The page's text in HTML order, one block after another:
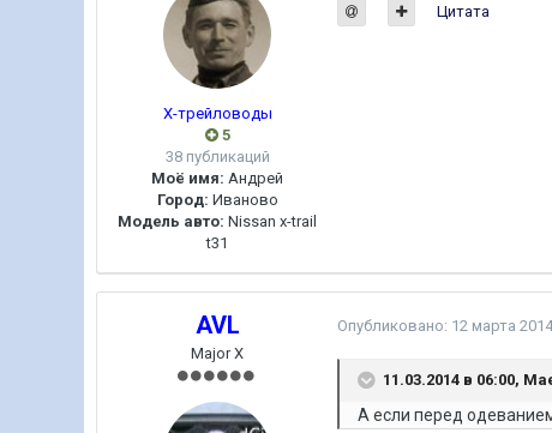
Х-трейловоды
5
38 публикаций
Моё имя: Андрей
Город: Иваново
Модель авто: Nissan x-trail
t31
Цитата
AVL
Major X
Опубликовано: 12 марта 2014
11.03.2014 в 06:00,
А если перед